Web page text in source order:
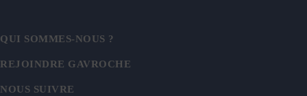
QUI SOMMES-NOUS ?
REJOINDRE GAVROCHE
NOUS SUIVRE